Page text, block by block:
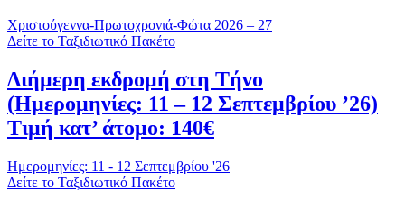
Χριστούγεννα-Πρωτοχρονιά-Φώτα 2026 – 27
Δείτε το Ταξιδιωτικό Πακέτο
Διήμερη εκδρομή στη Τήνο
(Ημερομηνίες: 11 – 12 Σεπτεμβρίου ’26)
Τιμή κατ’ άτομο: 140€
Ημερομηνίες: 11 - 12 Σεπτεμβρίου '26
Δείτε το Ταξιδιωτικό Πακέτο